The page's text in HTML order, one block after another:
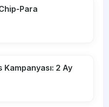
Para
2 Ay